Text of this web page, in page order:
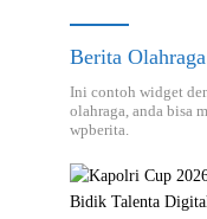
Berita Olahraga
Ini contoh widget
olahraga, anda bisa
wpberita.